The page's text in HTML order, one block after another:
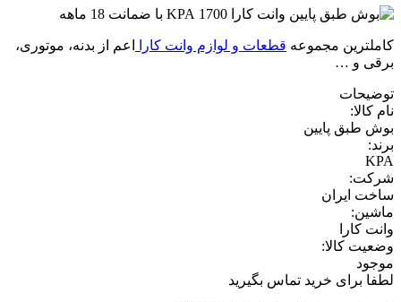
کاملترین مجموعه قطعات و لوازم وانت کارا
اعم از بدنه، موتوری،
برقی و …
توضیحات
نام کالا:
بوش طبق پایین
برند:
KPA
شرکت:
ساخت ایران
ماشین:
وانت کارا
وضعیت کالا:
موجود
لطفا برای خرید تماس بگیرید